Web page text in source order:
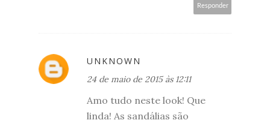
Responder
UNKNOWN
24 de maio de 2015 às 12:11
Amo tudo neste look! Que
linda! As sandálias são